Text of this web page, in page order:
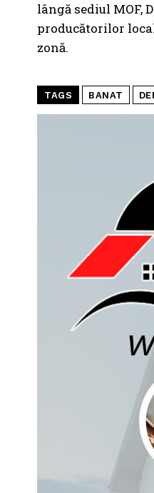
lângă sediul MOF,
producătorilor
zonă.
TAGS BANAT